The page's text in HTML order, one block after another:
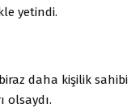
yetindi.
daha kişilik sahibi
olsaydı.